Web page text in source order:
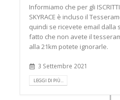
Informiamo che per gli
SKYRACE è incluso il
quindi se ricevete email dalla
fatto che non avete il
alla 21km potete ignorarle.
3 Settembre 2021
LEGGI DI PIÙ...